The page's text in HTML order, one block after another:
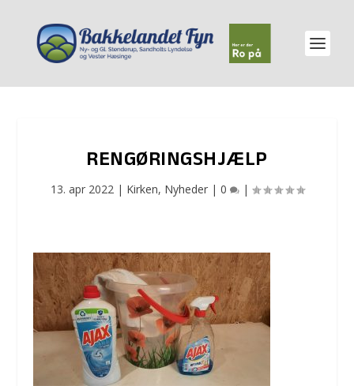
RENGØRINGSHJÆLP
13. apr 2022| Kirken, Nyheder| 0 |